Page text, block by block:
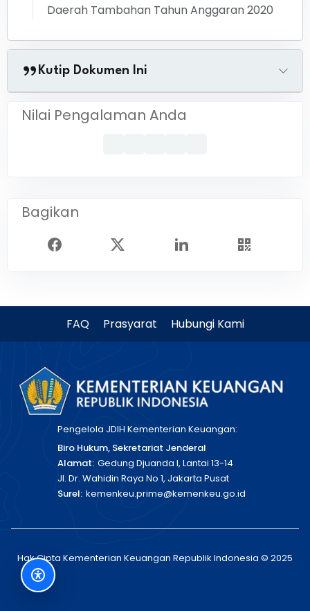
Daerah Tambahan Tahun Anggaran 2020
Kutip Dokumen Ini
Nilai Pengalaman Anda
Bagikan
FAQ Prasyarat Hubungi Kami
Pengelola JDIH Kementerian Keuangan:
Biro Hukum, Sekretariat Jenderal
Alamat: Gedung Djuanda I, Lantai 13-14
Jl. Dr. Wahidin Raya No 1, Jakarta Pusat
Surel: kemenkeu.prime@kemenkeu.go.id
Hak Cipta Kementerian Keuangan Republik Indonesia © 2025